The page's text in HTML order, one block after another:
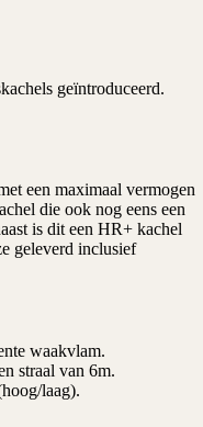
geïntroduceerd.
een maximaal vermogen
die ook nog eens een
is dit een HR+ kachel
geleverd inclusief
waakvlam.
straal van 6m.
laag).